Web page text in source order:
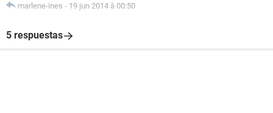
marlene-ines - 19 jun 2014 à 00:50
5 respuestas